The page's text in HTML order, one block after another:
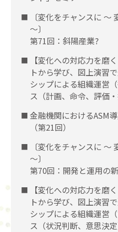
〔変化をチャンスに
〜〕
第71回：斜陽産業?
【変化への対応力を磨
トから学び、図上演習
シップによる組織運営
ス（計画、命令、評価
金融機関におけるASM
（第21回）
〔変化をチャンスに
〜〕
第70回：開発と運用の
【変化への対応力を磨
トから学び、図上演習
シップによる組織運営
ス（状況判断、意思決